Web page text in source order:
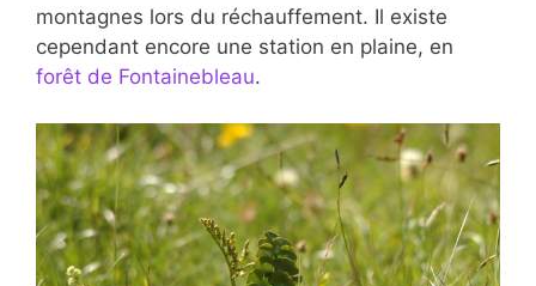
montagnes lors du réchauffement. Il existe
cependant encore une station en plaine, en
forêt de Fontainebleau.